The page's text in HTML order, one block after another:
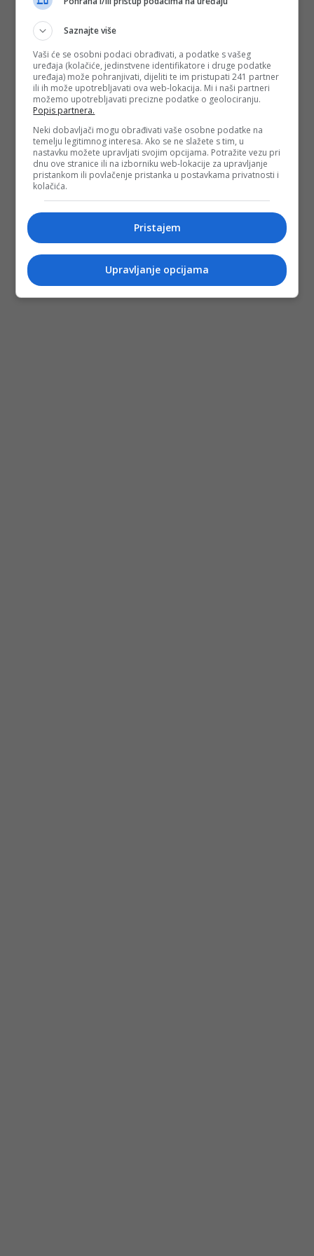
Saznajte više
Vaši će se osobni podaci obrađivati, a podatke s vašeg
uređaja (kolačiće, jedinstvene identifikatore i druge podatke
uređaja) može pohranjivati, dijeliti te im pristupati 241 partner
ili ih može upotrebljavati ova web-lokacija. Mi i naši partneri
možemo upotrebljavati precizne podatke o geolociranju.
Popis partnera.
Neki dobavljači mogu obrađivati vaše osobne podatke na
temelju legitimnog interesa. Ako se ne slažete s tim, u
nastavku možete upravljati svojim opcijama. Potražite vezu pri
dnu ove stranice ili na izborniku web-lokacije za upravljanje
pristankom ili povlačenje pristanka u postavkama privatnosti i
kolačića.
Pristajem
Upravljanje opcijama